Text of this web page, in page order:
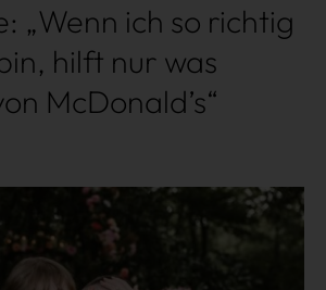
„Wenn ich so richtig
hilft nur was
McDonald’s“